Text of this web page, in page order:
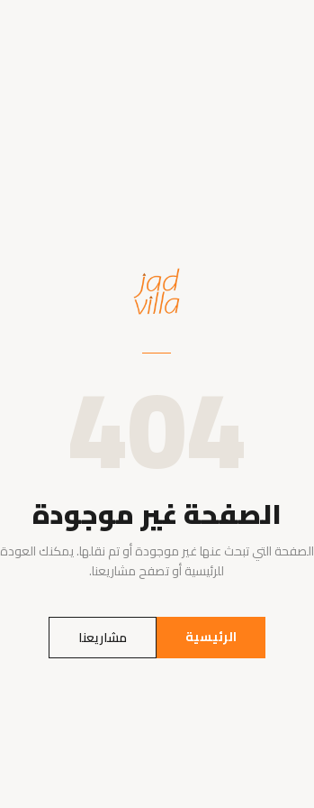
404
الصفحة غير موجودة
الصفحة التي تبحث عنها غير موجودة أو تم نقلها. يمكنك العودة
للرئيسية أو تصفح مشاريعنا.
الرئيسية مشاريعنا